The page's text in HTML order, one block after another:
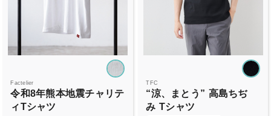
Factelier
令和8年熊本地震チャリテ
ィTシャツ
TFC
“涼、まとう” 高島ちぢ
み Tシャツ